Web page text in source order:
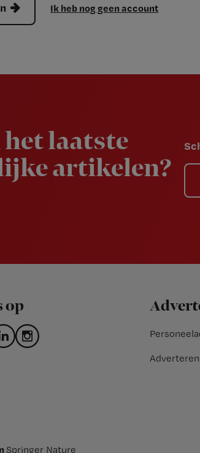
Ik heb nog geen account
laatste
artikelen?
op
Springer Nature